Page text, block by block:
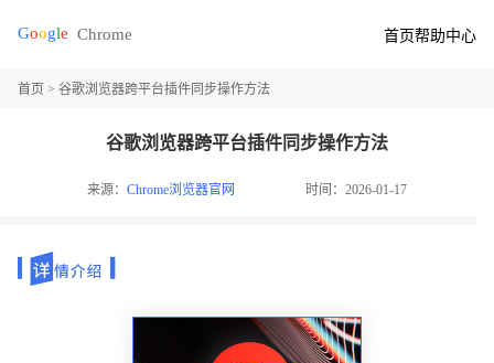
首页帮助中心
首页 > 谷歌浏览器跨平台插件同步操作方法
谷歌浏览器跨平台插件同步操作方法
来源：Chrome浏览器官网 时间：2026-01-17